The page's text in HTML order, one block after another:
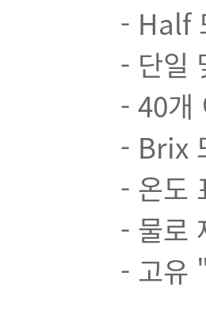
- Half
- 단일
- 40개
- Brix
- 온
- 물로
- 고유